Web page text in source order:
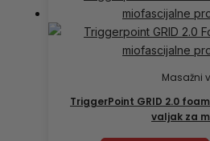
Masažni
TriggerPoint GRID 2.0
valjak za